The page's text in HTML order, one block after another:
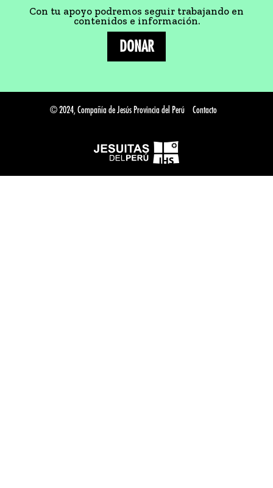
Con tu apoyo podremos seguir trabajando en
contenidos e información.
DONAR
© 2024, Compañía de Jesús Provincia del Perú Contacto